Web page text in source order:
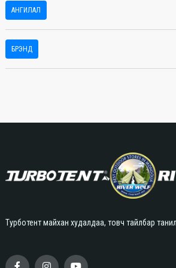
АНГИЛАЛ
БРЭНД
Турботент майхан худалдаа, товч тайлбар